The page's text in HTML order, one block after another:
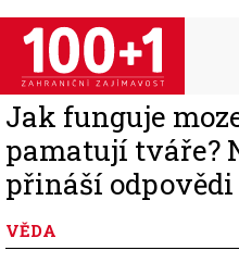
Přejít
hlavnímu
obsahu
Jak funguje
pamatují tváře?
přináší odpovědi
VĚDA